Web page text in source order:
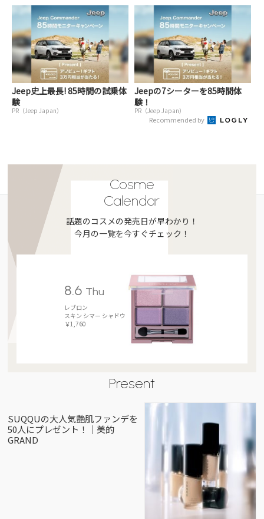
Jeep史上最長! 85時間の試乗体
験
PR（Jeep Japan）
Jeepの7シーターを85時間体
験！
PR（Jeep Japan）
Recommended by
Cosme
Calendar
話題のコスメの発売日が早わかり！
今月の一覧を今すぐチェック！
8.6 Thu
レブロン
スキン シマー シャドウ
￥1,760
Present
SUQQUの大人気艶肌ファンデを
50人にプレゼント！｜美的
GRAND